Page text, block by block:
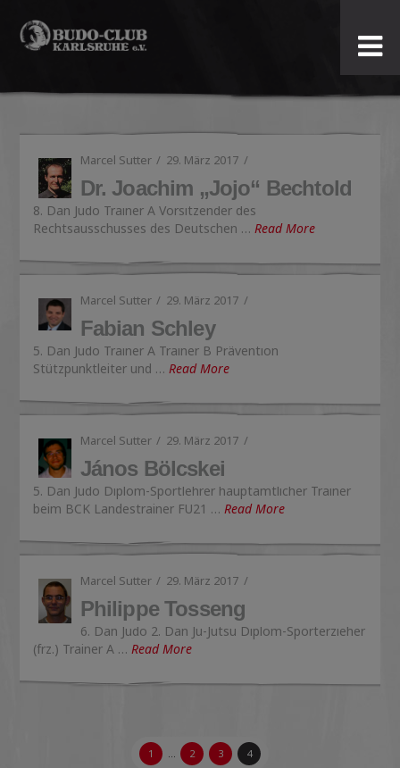
Budo-
Club
Karlsruhe
e.V.
Marcel Sutter 29. März 2017
Dr. Joachim „Jojo“ Bechtold
8. Dan Judo Trainer A Vorsitzender des
Rechtsausschusses des Deutschen …Read More
Marcel Sutter 29. März 2017
Fabian Schley
5. Dan Judo Trainer A Trainer B Prävention
Stützpunktleiter und …Read More
Marcel Sutter 29. März 2017
János Bölcskei
5. Dan Judo Diplom-Sportlehrer hauptamtlicher Trainer
beim BCK Landestrainer FU21 …Read More
Marcel Sutter 29. März 2017
Philippe Tosseng
6. Dan Judo 2. Dan Ju-Jutsu Diplom-Sporterzieher
(frz.) Trainer A …Read More
1 ... 2 3 4